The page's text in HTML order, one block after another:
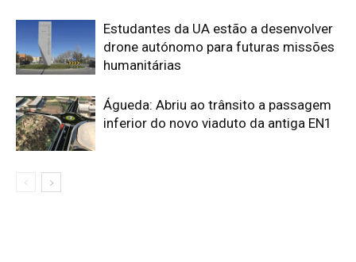
Estudantes da UA estão a desenvolver
drone autónomo para futuras missões
humanitárias
Águeda: Abriu ao trânsito a passagem
inferior do novo viaduto da antiga EN1